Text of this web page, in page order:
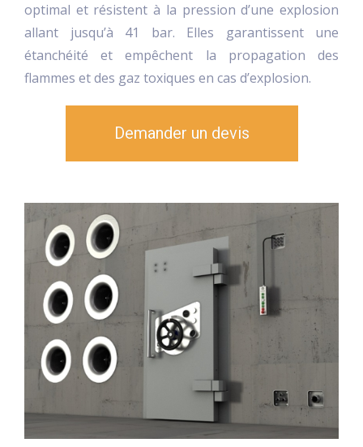
optimal et résistent à la pression d’une explosion
allant jusqu’à 41 bar. Elles garantissent une
étanchéité et empêchent la propagation des
flammes et des gaz toxiques en cas d’explosion.
Demander un devis